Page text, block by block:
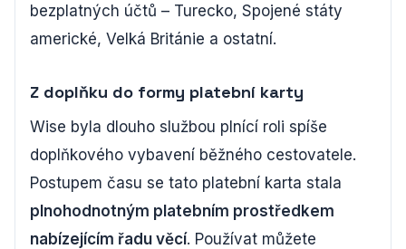
bezplatných účtů – Turecko, Spojené státy
americké, Velká Británie a ostatní.
Z doplňku do formy platební karty
Wise byla dlouho službou plnící roli spíše
doplňkového vybavení běžného cestovatele.
Postupem času se tato platební karta stala
plnohodnotným platebním prostředkem
nabízejícím řadu věcí. Používat můžete